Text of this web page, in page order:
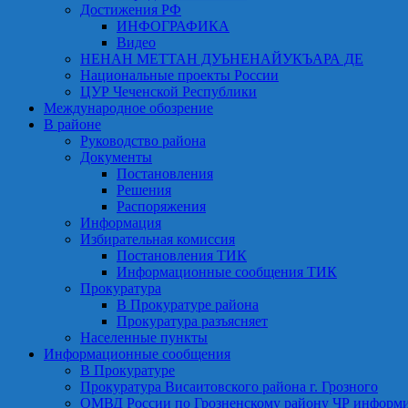
Достижения РФ
ИНФОГРАФИКА
Видео
НЕНАН МЕТТАН ДУЬНЕНАЙУКЪАРА ДЕ
Национальные проекты России
ЦУР Чеченской Республики
Международное обозрение
В районе
Руководство района
Документы
Постановления
Решения
Распоряжения
Информация
Избирательная комиссия
Постановления ТИК
Информационные сообщения ТИК
Прокуратура
В Прокуратуре района
Прокуратура разъясняет
Населенные пункты
Информационные сообщения
В Прокуратуре
Прокуратура Висаитовского района г. Грозного
ОМВД России по Грозненскому району ЧР